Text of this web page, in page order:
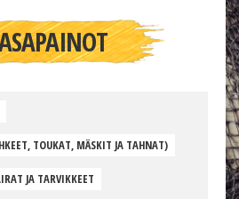
TOUKAT, MÄSKIT JA TAHNAT)
JA TARVIKKEET